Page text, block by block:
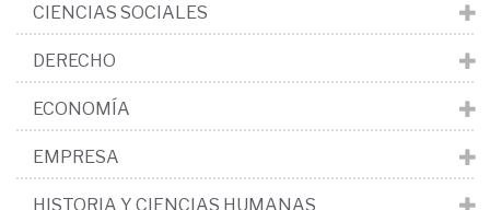
CIENCIAS SOCIALES
DERECHO
ECONOMÍA
EMPRESA
HISTORIA Y CIENCIAS HUMANAS